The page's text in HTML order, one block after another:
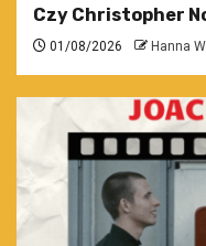
Czy Christopher
01/08/2026 Hanna